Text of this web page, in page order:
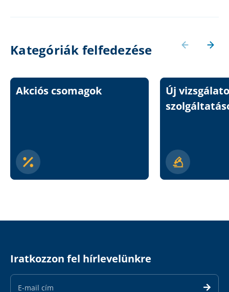
Kategóriák felfedezése
Akciós csomagok
Új
Iratkozzon fel hírlevelünkre
Email
Address